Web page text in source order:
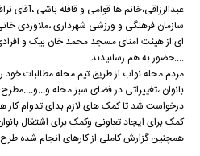
عبدالرزاقی،خانم ها قوامی و قافله باشی ،آقای
سازمان فرهنگی و ورزشی شهرداری ،ملاوردی
ای از هیئت امنای مسجد محمد خان بیک و
....حضور به هم رسانیدند.
مردم محله نواب از طریق تیم محله مطالبات
بانوان ،تغییراتی در فضای سبز محله
درخواست شد تا کمک های لازم بدای تدوام کار
کمک برای ایجاد تعاونی وکمک برای اشتغال
همچنین گزارش کاملی از کارهای انجام شده طرح